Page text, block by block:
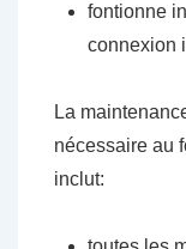
fontionne
connexion
La
nécessaire au
inclut: